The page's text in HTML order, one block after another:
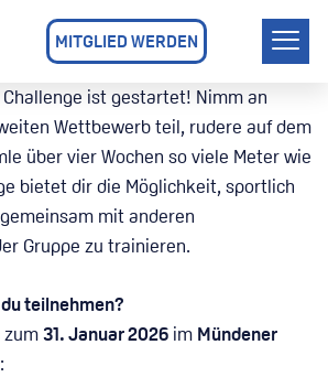
MITGLIED WERDEN
Challenge ist gestartet! Nimm an
Wettbewerb teil, rudere auf dem
über vier Wochen so viele Meter wie
bietet dir die Möglichkeit, sportlich
mit anderen
Gruppe zu trainieren.
teilnehmen?
zum31. Januar 2026 im Mündener